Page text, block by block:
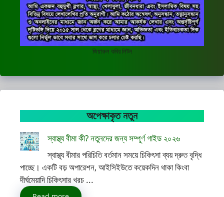
জিয়ারুল কবির লিটন
অপেক্ষাকৃত নতুন
স্বাস্থ্য বীমা কী? নতুনদের জন্য সম্পূর্ণ গাইড ২০২৬
স্বাস্থ্য বীমার পরিচিতি বর্তমান সময়ে চিকিৎসা ব্যয় দ্রুত বৃদ্ধি
পাচ্ছে। একটি বড় অপারেশন, আইসিইউতে কয়েকদিন থাকা কিংবা
দীর্ঘমেয়াদি চিকিৎসার খরচ ...